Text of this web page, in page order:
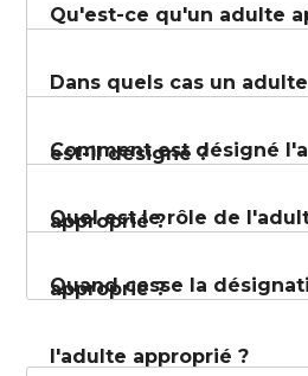
Qu'est-ce qu'un adulte
Dans quels cas un
est-il désigné ?
Comment est désigné
approprié ?
Quel est le rôle de
approprié ?
Quand cesse la
l'adulte approprié ?